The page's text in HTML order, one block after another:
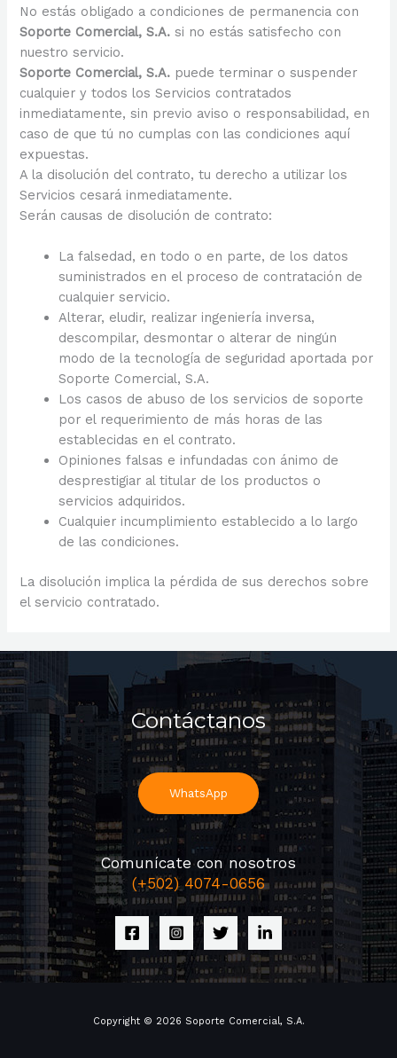
No estás obligado a condiciones de permanencia con
Soporte Comercial, S.A. si no estás satisfecho con
nuestro servicio.
Soporte Comercial, S.A. puede terminar o suspender
cualquier y todos los Servicios contratados
inmediatamente, sin previo aviso o responsabilidad, en
caso de que tú no cumplas con las condiciones aquí
expuestas.
A la disolución del contrato, tu derecho a utilizar los
Servicios cesará inmediatamente.
Serán causas de disolución de contrato:
La falsedad, en todo o en parte, de los datos
suministrados en el proceso de contratación de
cualquier servicio.
Alterar, eludir, realizar ingeniería inversa,
descompilar, desmontar o alterar de ningún
modo de la tecnología de seguridad aportada por
Soporte Comercial, S.A.
Los casos de abuso de los servicios de soporte
por el requerimiento de más horas de las
establecidas en el contrato.
Opiniones falsas e infundadas con ánimo de
desprestigiar al titular de los productos o
servicios adquiridos.
Cualquier incumplimiento establecido a lo largo
de las condiciones.
La disolución implica la pérdida de sus derechos sobre
el servicio contratado.
Contáctanos
WhatsApp
Comunícate con nosotros
(+502) 4074-0656
Copyright © 2026 Soporte Comercial, S.A.